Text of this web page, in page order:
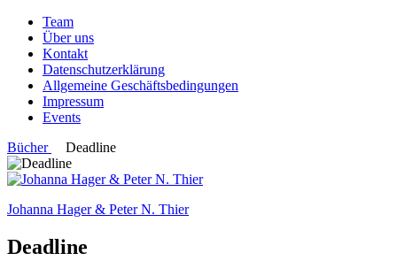
Team
Über uns
Kontakt
Datenschutzerklärung
Allgemeine Geschäftsbedingungen
Impressum
Events
Bücher
Deadline
Johanna Hager & Peter N. Thier
Deadline